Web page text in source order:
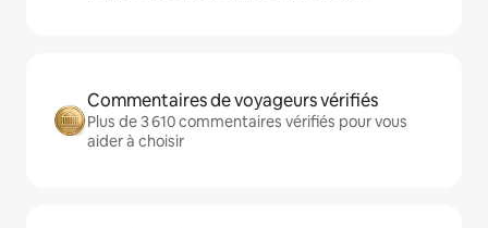
Commentaires de voyageurs vérifiés
Plus de 3 610 commentaires vérifiés pour vous
aider à choisir